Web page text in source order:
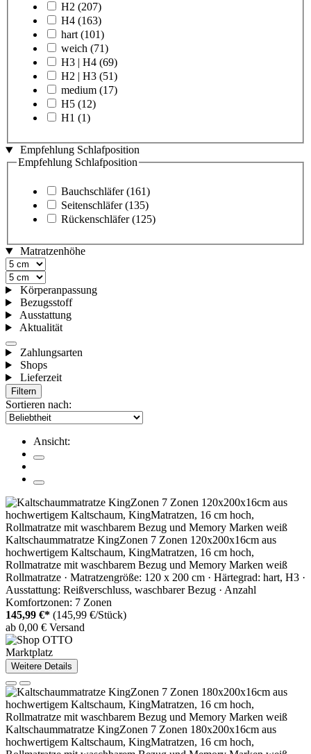
H2 (207)
H4 (163)
hart (101)
weich (71)
H3 | H4 (69)
H2 | H3 (51)
medium (17)
H5 (12)
H1 (1)
Empfehlung Schlafposition
Empfehlung Schlafposition
Bauchschläfer (161)
Seitenschläfer (135)
Rückenschläfer (125)
Matratzenhöhe
Körperanpassung
Bezugsstoff
Ausstattung
Aktualität
Zahlungsarten
Shops
Lieferzeit
Filtern
Sortieren nach:
Ansicht:
Kaltschaummatratze KingZonen 7 Zonen 120x200x16cm aus
hochwertigem Kaltschaum, KingMatratzen, 16 cm hoch,
Rollmatratze mit waschbarem Bezug und Memory Marken weiß
Rollmatratze · Matratzengröße: 120 x 200 cm · Härtegrad: hart, H3 ·
Ausstattung: Reißverschluss, waschbarer Bezug · Anzahl
Komfortzonen: 7 Zonen
145,99 €* (145,99 €/Stück)
ab 0,00 € Versand
Marktplatz
Weitere Details
Kaltschaummatratze KingZonen 7 Zonen 180x200x16cm aus
hochwertigem Kaltschaum, KingMatratzen, 16 cm hoch,